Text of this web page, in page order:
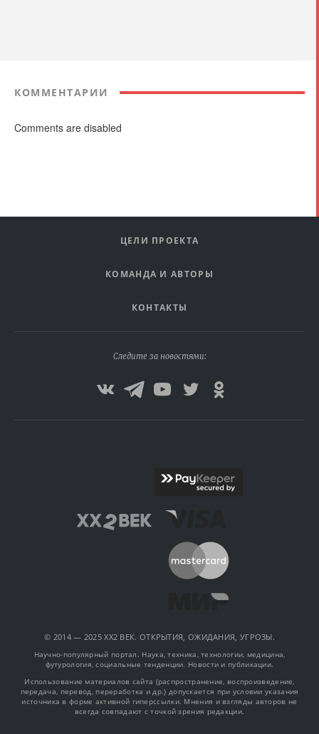
КОММЕНТАРИИ
Comments are disabled
ЦЕЛИ ПРОЕКТА
КОМАНДА И АВТОРЫ
КОНТАКТЫ
Следите за новостями:
© 2014 — 2025 XX2 ВЕК. ОТКРЫТИЯ, ОЖИДАНИЯ, УГРОЗЫ.
Научно-популярный портал. Наука, техника, технологии, медицина,
футурология, социальные тенденции. Новости и публикации.
Использование материалов сайта (распространение, воспроизведение,
передача, перевод, переработка и др.) допускается при условии указания
источника в форме активной гиперссылки. Мнения и взгляды авторов не
всегда совпадают с точкой зрения редакции.